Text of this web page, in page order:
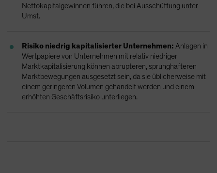
Nettokapitalgewinnen führen, die bei Ausschüttung unter
Umst.
Risiko niedrig kapitalisierter Unternehmen: Anlagen in
Wertpapiere von Unternehmen mit relativ niedriger
Marktkapitalisierung können abrupteren, sprunghafteren
Marktbewegungen ausgesetzt sein, da sie üblicherweise mit
einem geringeren Volumen gehandelt werden und einem
erhöhten Geschäftsrisiko unterliegen.